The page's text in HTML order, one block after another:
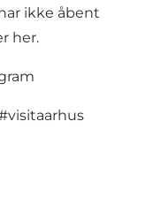
ikke åbent
her.